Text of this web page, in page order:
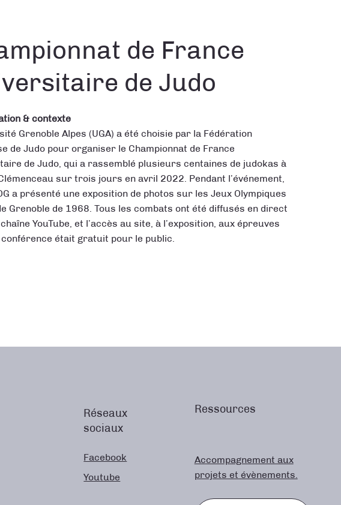
de France
de Judo
& contexte
Grenoble Alpes (UGA) a été choisie par la Fédération
de Judo pour organiser le Championnat de France
de Judo, qui a rassemblé plusieurs centaines de judokas à
sur trois jours en avril 2022. Pendant l’événement,
a présenté une exposition de photos sur les Jeux Olympiques
Grenoble de 1968. Tous les combats ont été diffusés en direct
YouTube, et l’accès au site, à l’exposition, aux épreuves
était gratuit pour le public.
Réseaux
sociaux
Facebook
Youtube
Ressources
Accompagnement aux
projets et évènements.